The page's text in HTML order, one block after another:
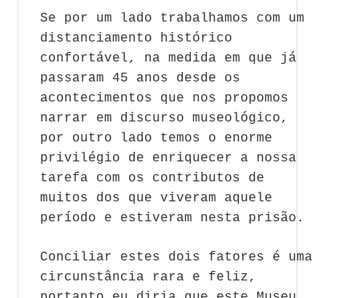
Se por um lado trabalhamos com um
distanciamento histórico
confortável, na medida em que já
passaram 45 anos desde os
acontecimentos que nos propomos
narrar em discurso museológico,
por outro lado temos o enorme
privilégio de enriquecer a nossa
tarefa com os contributos de
muitos dos que viveram aquele
período e estiveram nesta prisão.
Conciliar estes dois fatores é uma
circunstância rara e feliz,